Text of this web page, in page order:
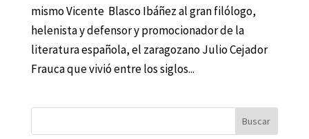
mismo Vicente Blasco Ibáñez al gran filólogo,
helenista y defensor y promocionador de la
literatura española, el zaragozano Julio Cejador
Frauca que vivió entre los siglos...